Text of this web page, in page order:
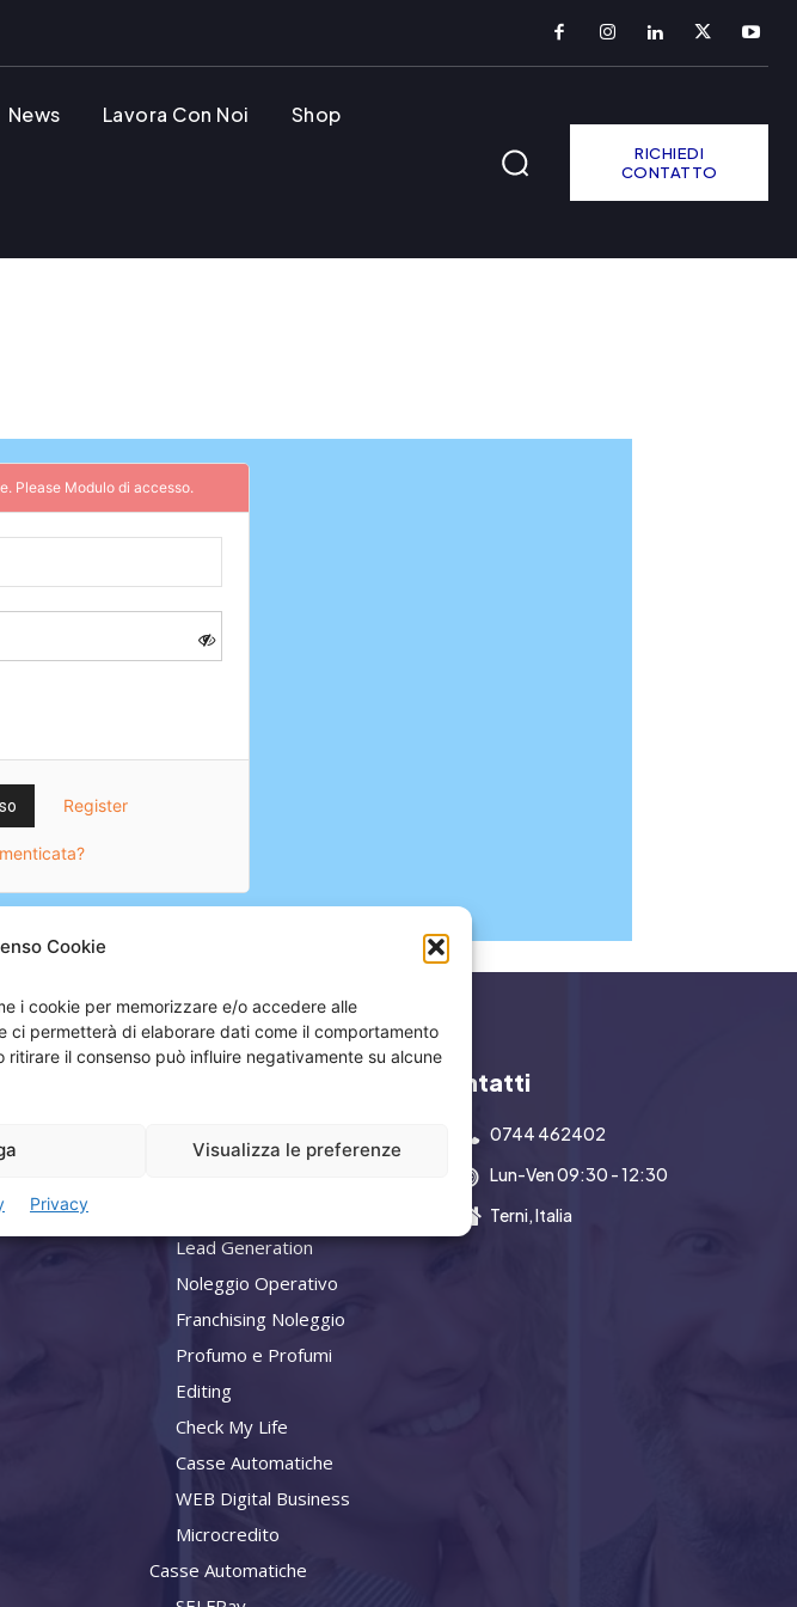
Cookie
i cookie per memorizzare e/o accedere alle
ci permetterà di elaborare dati come il comportamento
il consenso può influire negativamente su alcune
Visualizza le preferenze
Privacy
News Lavora Con Noi Shop
RICHIEDI
CONTATTO
Please Modulo di accesso.
Register
Home
Lead Generation
Noleggio Operativo
Franchising Noleggio
Profumo e Profumi
Editing
Check My Life
Casse Automatiche
WEB Digital Business
Microcredito
Casse Automatiche
Contatti
0744 462402
Lun-Ven 09:30 - 12:30
Terni, Italia